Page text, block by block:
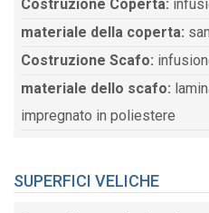
Costruzione Coperta:
materiale della coperta:
Costruzione Scafo:
materiale dello scafo:
impregnato in poliestere
SUPERFICI VELICHE